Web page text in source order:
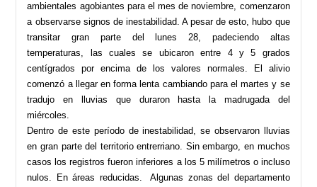
ambientales agobiantes para el mes de noviembre, comenzaron
a observarse signos de inestabilidad. A pesar de esto, hubo que
transitar gran parte del lunes 28, padeciendo altas
temperaturas, las cuales se ubicaron entre 4 y 5 grados
centígrados por encima de los valores normales. El alivio
comenzó a llegar en forma lenta cambiando para el martes y se
tradujo en lluvias que duraron hasta la madrugada del
miércoles.
Dentro de este período de inestabilidad, se observaron lluvias
en gran parte del territorio entrerriano. Sin embargo, en muchos
casos los registros fueron inferiores a los 5 milímetros o incluso
nulos. En áreas reducidas. Algunas zonas del departamento